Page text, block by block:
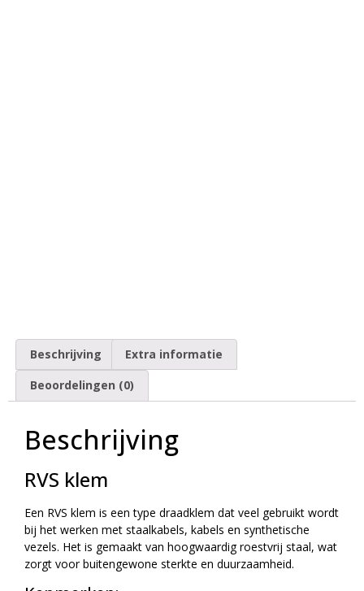
Beschrijving Extra informatie
Beoordelingen (0)
Beschrijving
RVS klem
Een RVS klem is een type draadklem dat veel gebruikt wordt
bij het werken met staalkabels, kabels en synthetische
vezels. Het is gemaakt van hoogwaardig roestvrij staal, wat
zorgt voor buitengewone sterkte en duurzaamheid.